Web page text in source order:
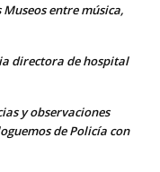
entre música,
directora de hospital
y observaciones
de Policía con